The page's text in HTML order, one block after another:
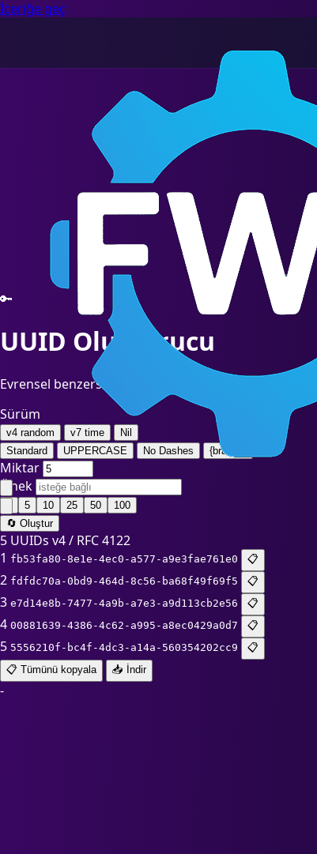
İçeriğe geç
🔑
UUID Oluşturucu
Evrensel benzersiz tanımlayıcılar (UUID v4) anında
Sürüm
v4 random v7 time
Nil
Standard
UPPERCASE No Dashes {braces}
Miktar
Önek
5 10 25 50
100
🔄 Oluştur
5 UUIDs v4 / RFC 4122
1 fb53fa80-8e1e-4ec0-a577-a9e3fae761e0 📋
2 fdfdc70a-0bd9-464d-8c56-ba68f49f69f5 📋
3 e7d14e8b-7477-4a9b-a7e3-a9d113cb2e56 📋
4 00881639-4386-4c62-a995-a8ec0429a0d7 📋
5 5556210f-bc4f-4dc3-a14a-560354202cc9
📋
📋 Tümünü kopyala 📥 İndir
-